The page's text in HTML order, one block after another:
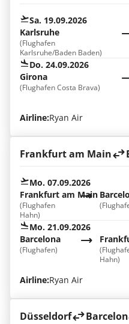
Sa. 19.09.2026
Karlsruhe
(Flughafen
Karlsruhe/Baden Baden)
Do. 24.09.2026
Girona
(Flughafen Costa Brava)
Airline:Ryan Air
Frankfurt am Main
Mo. 07.09.2026
Frankfurt am Main
(Flughafen
Hahn)
Mo. 21.09.2026
Hahn)
Barcelona
(Flughafen)
Airline:Ryan Air
Düsseldorf